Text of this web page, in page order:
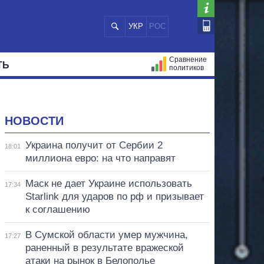
УКР РОС
Сравнение
политиков
НОВОСТИ
18:01
Украина получит от Сербии 2
миллиона евро: на что направят
17:34
Маск не дает Украине использовать
Starlink для ударов по рф и призывает
к соглашению
17:27
В Сумской области умер мужчина,
раненный в результате вражеской
атаки на рынок в Белополье